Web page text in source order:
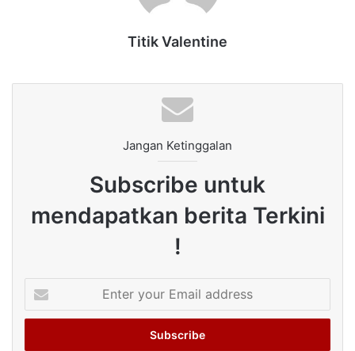
Titik Valentine
Jangan Ketinggalan
Subscribe untuk
mendapatkan berita Terkini
!
your
Email